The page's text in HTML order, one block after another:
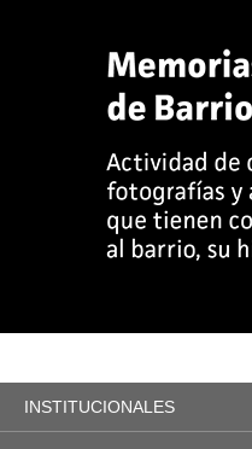
INSTITUCIONALES